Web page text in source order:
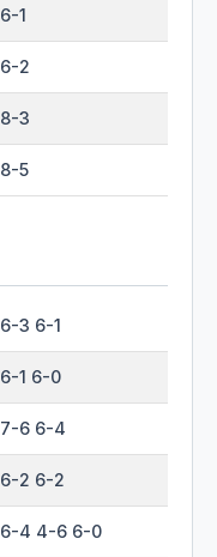
6-1
6-2
8-3
8-5
6-3 6-1
6-1 6-0
7-6 6-4
6-2 6-2
6-4 4-6 6-0